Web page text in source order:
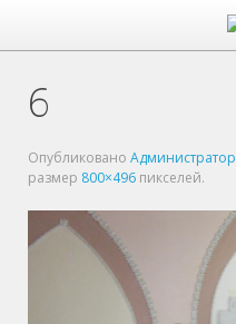
6
Опубликовано Администратор
размер 800×496 пикселей.